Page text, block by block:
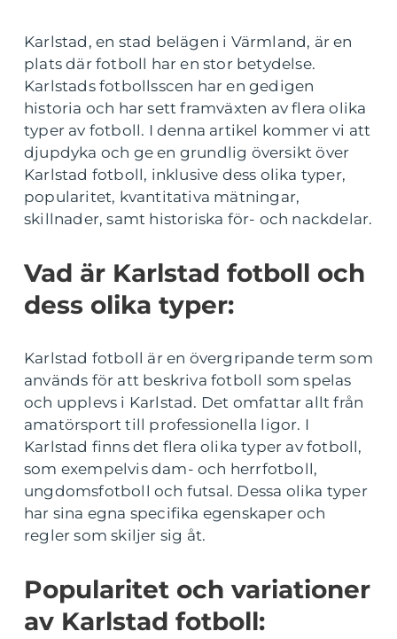
Karlstad, en stad belägen i Värmland, är en
plats där fotboll har en stor betydelse.
Karlstads fotbollsscen har en gedigen
historia och har sett framväxten av flera olika
typer av fotboll. I denna artikel kommer vi att
djupdyka och ge en grundlig översikt över
Karlstad fotboll, inklusive dess olika typer,
popularitet, kvantitativa mätningar,
skillnader, samt historiska för- och nackdelar.
Vad är Karlstad fotboll och
dess olika typer:
Karlstad fotboll är en övergripande term som
används för att beskriva fotboll som spelas
och upplevs i Karlstad. Det omfattar allt från
amatörsport till professionella ligor. I
Karlstad finns det flera olika typer av fotboll,
som exempelvis dam- och herrfotboll,
ungdomsfotboll och futsal. Dessa olika typer
har sina egna specifika egenskaper och
regler som skiljer sig åt.
Popularitet och variationer
av Karlstad fotboll: